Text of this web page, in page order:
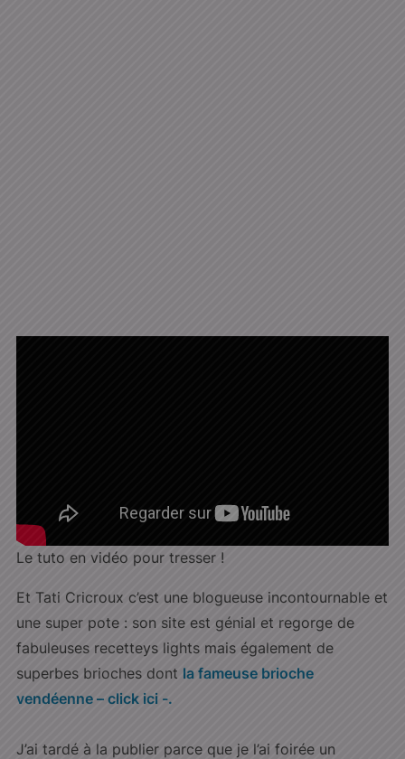
Le tuto en vidéo pour tresser !
Et Tati Cricroux c’est une blogueuse incontournable et
une super pote : son site est génial et regorge de
fabuleuses recetteys lights mais également de
superbes brioches dont la fameuse brioche
vendéenne – click ici -.
J’ai tardé à la publier parce que je l’ai foirée un